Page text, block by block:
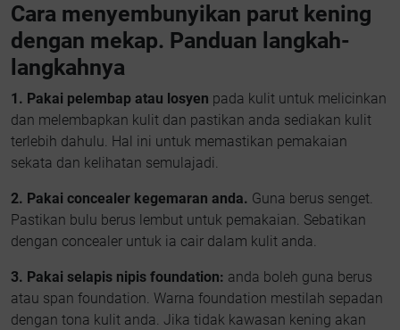
Cara menyembunyikan parut kening
dengan mekap. Panduan langkah-
langkahnya
1. Pakai pelembap atau losyen pada kulit untuk melicinkan
dan melembapkan kulit dan pastikan anda sediakan kulit
terlebih dahulu. Hal ini untuk memastikan pemakaian
sekata dan kelihatan semulajadi.
2. Pakai concealer kegemaran anda. Guna berus senget.
Pastikan bulu berus lembut untuk pemakaian. Sebatikan
dengan concealer untuk ia cair dalam kulit anda.
3. Pakai selapis nipis foundation: anda boleh guna berus
atau span foundation. Warna foundation mestilah sepadan
dengan tona kulit anda. Jika tidak kawasan kening akan